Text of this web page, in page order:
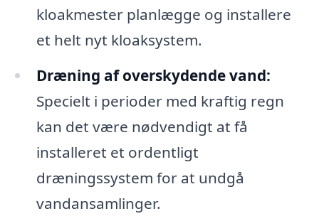
kloakmester planlægge og installere
et helt nyt kloaksystem.
Dræning af overskydende vand:
Specielt i perioder med kraftig regn
kan det være nødvendigt at få
installeret et ordentligt
dræningssystem for at undgå
vandansamlinger.